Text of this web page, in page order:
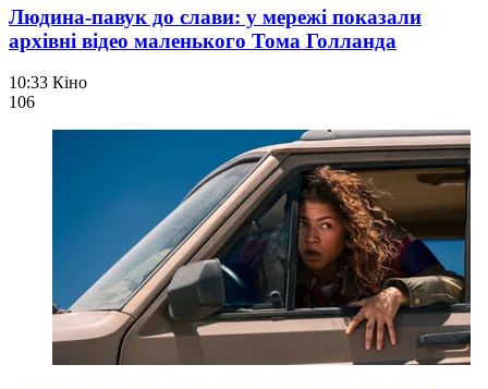
Людина-павук до слави: у мережі показали
архівні відео маленького Тома Голланда
10:33 Кіно
106